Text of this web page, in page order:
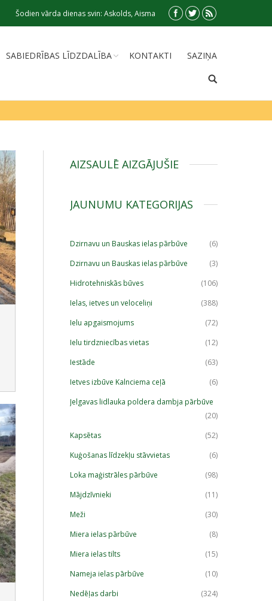
Šodien vārda dienas svin: Askolds, Aisma
SABIEDRĪBAS LĪDZDALĪBA KONTAKTI SAZIŅA
AIZSAULĒ AIZGĀJUŠIE
JAUNUMU KATEGORIJAS
Dzirnavu un Bauskas ielas pārbūve
(6)
Dzirnavu un Bauskas ielas pārbūve
(3)
Hidrotehniskās būves
(106)
Ielas, ietves un veloceliņi
(388)
Ielu apgaismojums
(72)
Ielu tirdzniecības vietas
(12)
Iestāde
(63)
Ietves izbūve Kalnciema ceļā
(6)
Jelgavas lidlauka poldera dambja pārbūve
(20)
Kapsētas
(52)
Kuģošanas līdzekļu stāvvietas
(6)
Loka maģistrāles pārbūve
(98)
Mājdzīvnieki
(11)
Meži
(30)
Miera ielas pārbūve
(8)
Miera ielas tilts
(15)
Nameja ielas pārbūve
(10)
Nedēļas darbi
(324)